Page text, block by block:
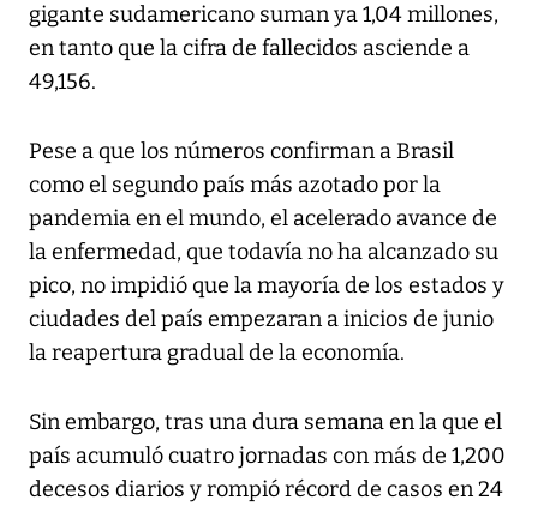
gigante sudamericano suman ya 1,04 millones,
en tanto que la cifra de fallecidos asciende a
49,156.
Pese a que los números confirman a Brasil
como el segundo país más azotado por la
pandemia en el mundo, el acelerado avance de
la enfermedad, que todavía no ha alcanzado su
pico, no impidió que la mayoría de los estados y
ciudades del país empezaran a inicios de junio
la reapertura gradual de la economía.
Sin embargo, tras una dura semana en la que el
país acumuló cuatro jornadas con más de 1,200
decesos diarios y rompió récord de casos en 24